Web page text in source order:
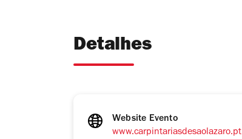
Detalhes
Website Evento
www.carpintariasdesaolazaro.pt